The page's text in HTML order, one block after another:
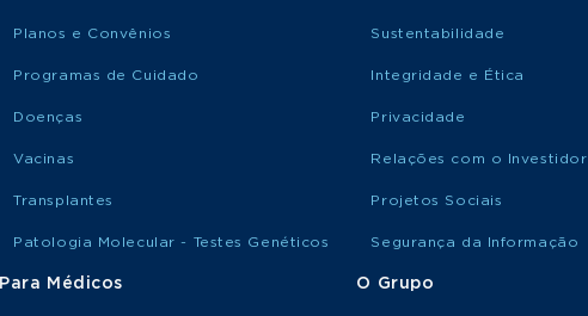
Planos e Convênios
Programas de Cuidado
Doenças
Vacinas
Transplantes
Patologia Molecular - Testes Genéticos
Para Médicos
Sustentabilidade
Integridade e Ética
Privacidade
Relações com o Investidor
Projetos Sociais
Segurança da Informação
O Grupo